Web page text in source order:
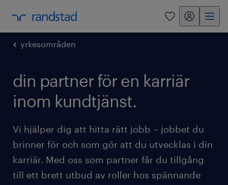
0 mitt randstad
yrkesområden
din partner för en karriär
inom kundtjänst.
Vi hjälper dig att hitta rätt jobb – jobbet du
brinner för och som gör att du utvecklas i din
karriär. Med oss som partner får du tillgång
till ett brett utbud av roller hos spännande